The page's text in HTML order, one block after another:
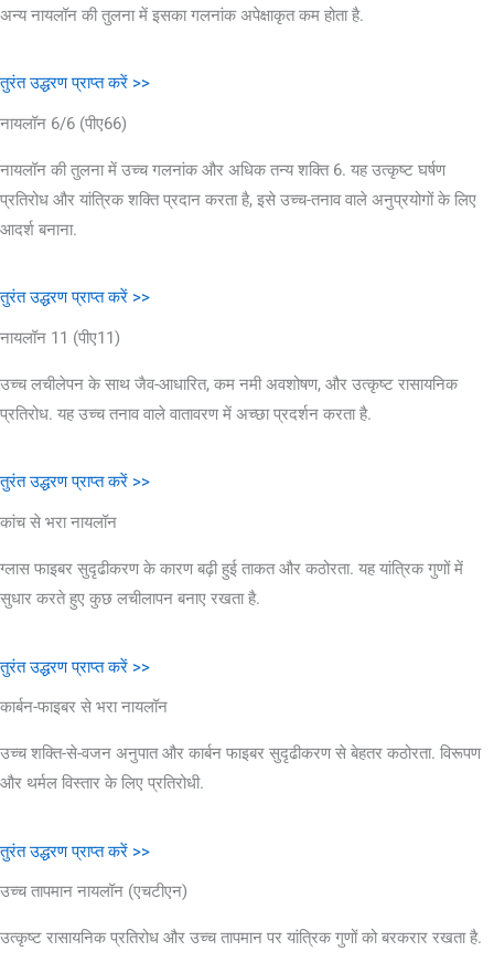
अन्य नायलॉन की तुलना में इसका गलनांक अपेक्षाकृत कम होता है.
तुरंत उद्धरण प्राप्त करें >>
नायलॉन 6/6 (पीए66)
नायलॉन की तुलना में उच्च गलनांक और अधिक तन्य शक्ति 6. यह उत्कृष्ट घर्षण
प्रतिरोध और यांत्रिक शक्ति प्रदान करता है, इसे उच्च-तनाव वाले अनुप्रयोगों के लिए
आदर्श बनाना.
तुरंत उद्धरण प्राप्त करें >>
नायलॉन 11 (पीए11)
उच्च लचीलेपन के साथ जैव-आधारित, कम नमी अवशोषण, और उत्कृष्ट रासायनिक
प्रतिरोध. यह उच्च तनाव वाले वातावरण में अच्छा प्रदर्शन करता है.
तुरंत उद्धरण प्राप्त करें >>
कांच से भरा नायलॉन
ग्लास फाइबर सुदृढीकरण के कारण बढ़ी हुई ताकत और कठोरता. यह यांत्रिक गुणों में
सुधार करते हुए कुछ लचीलापन बनाए रखता है.
तुरंत उद्धरण प्राप्त करें >>
कार्बन-फाइबर से भरा नायलॉन
उच्च शक्ति-से-वजन अनुपात और कार्बन फाइबर सुदृढीकरण से बेहतर कठोरता. विरूपण
और थर्मल विस्तार के लिए प्रतिरोधी.
तुरंत उद्धरण प्राप्त करें >>
उच्च तापमान नायलॉन (एचटीएन)
उत्कृष्ट रासायनिक प्रतिरोध और उच्च तापमान पर यांत्रिक गुणों को बरकरार रखता है.